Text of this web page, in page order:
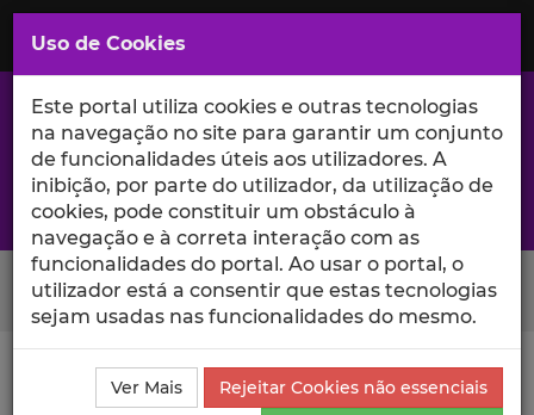
Saltar
para
Conteúdo
Principal
A excelência da investigação e ciência no Iscte
Search Button
Ciência_Iscte Autores
Sónia Sofia de Sousa Alves
Produções Científicas e Citações
Uso de Cookies
Este portal utiliza cookies e outras tecnologias
na navegação no site para garantir um conjunto
de funcionalidades úteis aos utilizadores. A
inibição, por parte do utilizador, da utilização de
cookies, pode constituir um obstáculo à
navegação e à correta interação com as
funcionalidades do portal. Ao usar o portal, o
utilizador está a consentir que estas tecnologias
sejam usadas nas funcionalidades do mesmo.
Ver Mais
Rejeitar Cookies não essenciais